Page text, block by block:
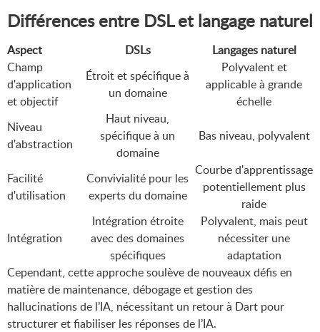
Différences entre DSL et langage naturel
Aspect DSLs
Langages naturel
Champ
d'application
et objectif
Étroit et spécifique à
un domaine
Polyvalent et
applicable à grande
échelle
Niveau
d'abstraction
Haut niveau,
spécifique à un
domaine
Bas niveau, polyvalent
Facilité
d'utilisation
Convivialité pour les
experts du domaine
Courbe d'apprentissage
potentiellement plus
raide
Intégration
Intégration étroite
avec des domaines
spécifiques
Polyvalent, mais peut
nécessiter une
adaptation
Cependant, cette approche soulève de nouveaux défis en
matière de maintenance, débogage et gestion des
hallucinations de l’IA, nécessitant un retour à Dart pour
structurer et fiabiliser les réponses de l’IA.